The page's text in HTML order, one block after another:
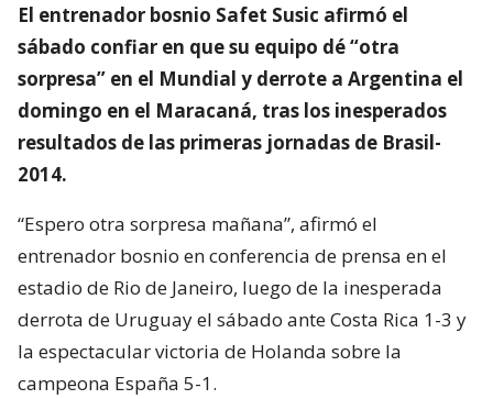
El entrenador bosnio Safet Susic afirmó el
sábado confiar en que su equipo dé “otra
sorpresa” en el Mundial y derrote a Argentina el
domingo en el Maracaná, tras los inesperados
resultados de las primeras jornadas de Brasil-
2014.
“Espero otra sorpresa mañana”, afirmó el
entrenador bosnio en conferencia de prensa en el
estadio de Rio de Janeiro, luego de la inesperada
derrota de Uruguay el sábado ante Costa Rica 1-3 y
la espectacular victoria de Holanda sobre la
campeona España 5-1.